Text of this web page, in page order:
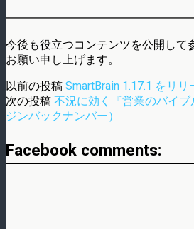
今後も役立つコンテンツを公開して
お願い申し上げます。
以前の投稿 SmartBrain 1.17.1 をリリ
次の投稿 不況に効く『営業のバイ
ジンバックナンバー）
Facebook comments: